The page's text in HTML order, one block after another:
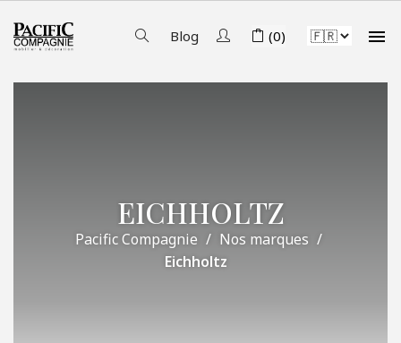
Blog (0) 
EICHHOLTZ
Pacific Compagnie
Nos marques
Eichholtz